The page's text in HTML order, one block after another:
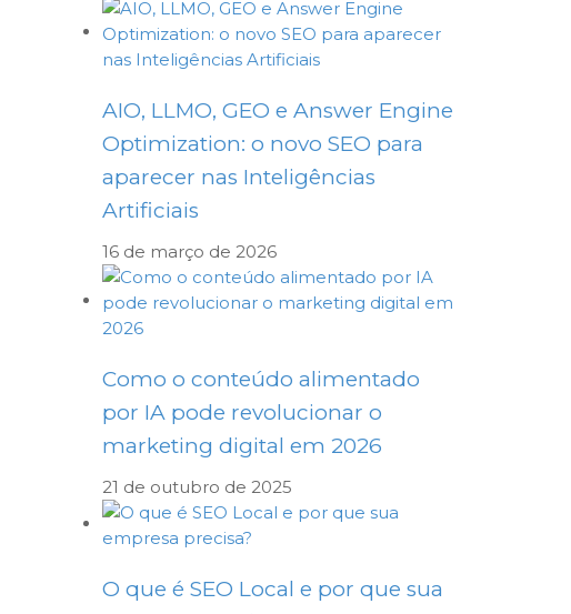
AIO, LLMO, GEO e Answer Engine
Optimization: o novo SEO para
aparecer nas Inteligências
Artificiais
16 de março de 2026
Como o conteúdo alimentado
por IA pode revolucionar o
marketing digital em 2026
21 de outubro de 2025
O que é SEO Local e por que sua